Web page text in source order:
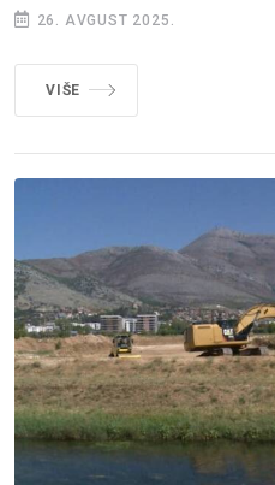
26. AVGUST 2025.
VIŠE